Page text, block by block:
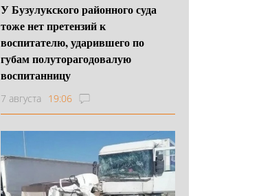
У Бузулукского районного суда
тоже нет претензий к
воспитателю, ударившего по
губам полуторагодовалую
воспитанницу
7 августа 19:06